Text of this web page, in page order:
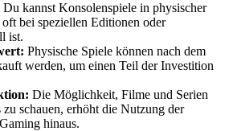
Du kannst Konsolenspiele in physischer
bei speziellen Editionen oder
ist.
Physische Spiele können nach dem
werden, um einen Teil der Investition
Die Möglichkeit, Filme und Serien
schauen, erhöht die Nutzung der
hinaus.